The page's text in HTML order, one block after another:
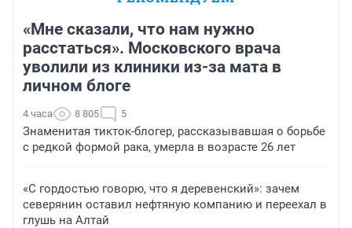
«Мне сказали, что нам нужно
расстаться». Московского врача
уволили из клиники из-за мата в
личном блоге
4 часа 8 805 5
Знаменитая тикток-блогер, рассказывавшая о борьбе
с редкой формой рака, умерла в возрасте 26 лет
«С гордостью говорю, что я деревенский»: зачем
северянин оставил нефтяную компанию и переехал в
глушь на Алтай